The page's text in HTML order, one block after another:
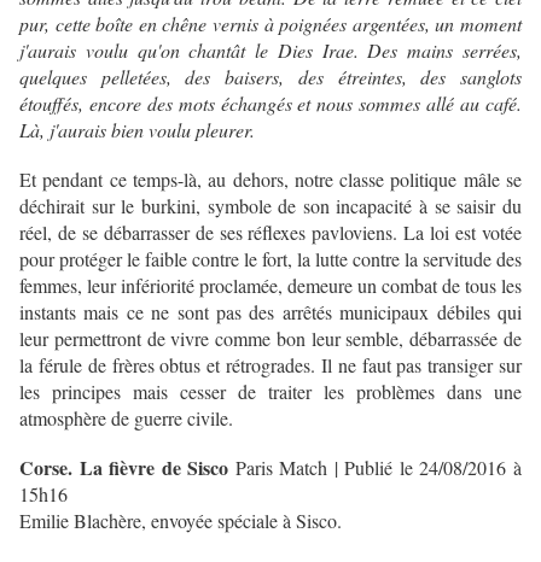
pur, cette boîte en chêne vernis à poignées argentées, un moment
j'aurais voulu qu'on chantât le Dies Irae. Des mains serrées,
quelques pelletées, des baisers, des étreintes, des sanglots
étouffés, encore des mots échangés et nous sommes allé au café.
Là, j'aurais bien voulu pleurer.
Et pendant ce temps-là, au dehors, notre classe politique mâle se
déchirait sur le burkini, symbole de son incapacité à se saisir du
réel, de se débarrasser de ses réflexes pavloviens. La loi est votée
pour protéger le faible contre le fort, la lutte contre la servitude des
femmes, leur infériorité proclamée, demeure un combat de tous les
instants mais ce ne sont pas des arrêtés municipaux débiles qui
leur permettront de vivre comme bon leur semble, débarrassée de
la férule de frères obtus et rétrogrades. Il ne faut pas transiger sur
les principes mais cesser de traiter les problèmes dans une
atmosphère de guerre civile.
Corse. La fièvre de Sisco Paris Match | Publié le 24/08/2016 à
15h16
Emilie Blachère, envoyée spéciale à Sisco.